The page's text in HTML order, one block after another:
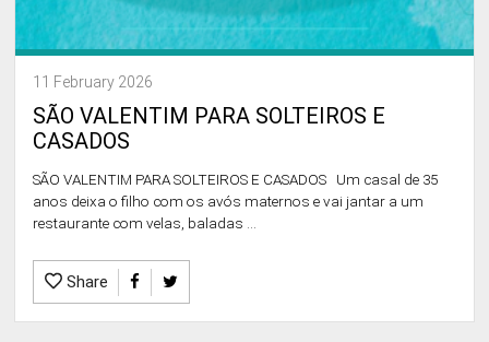
11 February 2026
SÃO VALENTIM PARA SOLTEIROS E
CASADOS
SÃO VALENTIM PARA SOLTEIROS E CASADOS Um casal de 35
anos deixa o filho com os avós maternos e vai jantar a um
restaurante com velas, baladas ...
Share